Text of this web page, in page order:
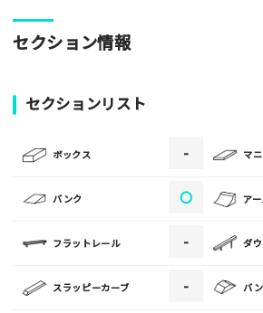
パークやスポットの写真をぜひお送りく
がみんなの参考となります！
[text photo1alt placeholder "写真の
写真
セクション情報
セクションリスト
ボックス - マ
バンク 〇 ア
フラットレール - ダ
スラッピーカーブ - バ